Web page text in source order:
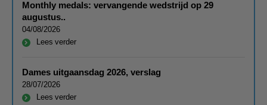
Monthly medals: vervangende wedstrijd op 29
augustus..
04/08/2026
Lees verder
Dames uitgaansdag 2026, verslag
28/07/2026
Lees verder